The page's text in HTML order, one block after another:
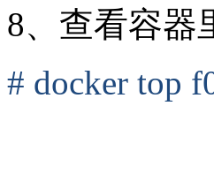
8、查看容器
# docker top